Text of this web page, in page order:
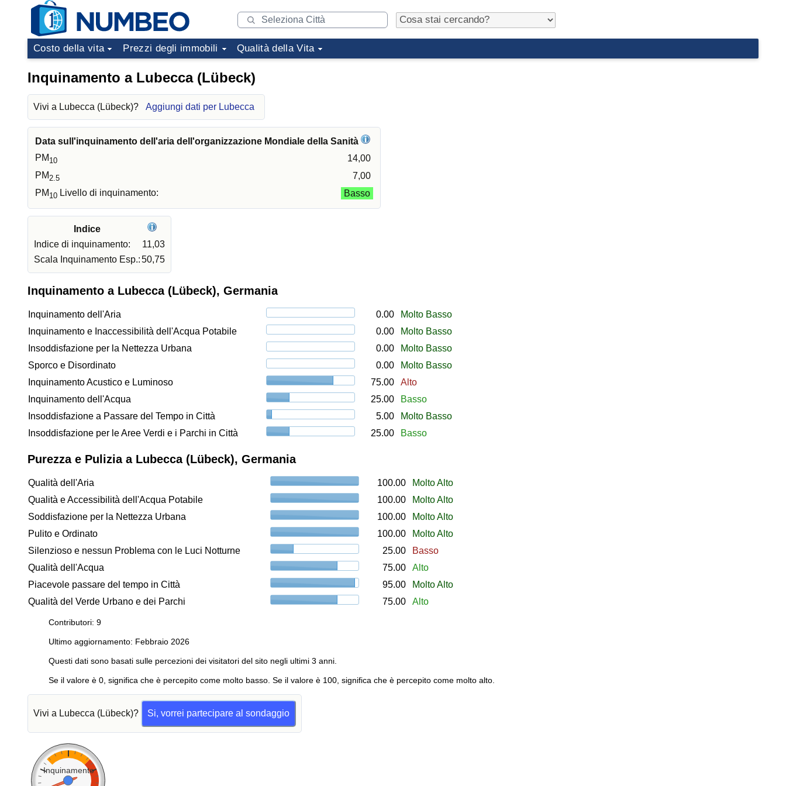
Costo della vita Prezzi degli immobili Qualità della Vita
Inquinamento a Lubecca (Lübeck)
Vivi a Lubecca (Lübeck)? Aggiungi dati per Lubecca
Data sull'inquinamento dell'aria dell'organizzazione Mondiale della Sanità
PM 10
14,00
PM2.5
7,00
PM 10 Livello di inquinamento: Basso
Indice
Indice di inquinamento:
11,03
Scala Inquinamento Esp.:50,75
Inquinamento a Lubecca (Lübeck), Germania
Inquinamento dell'Aria 0.00
Molto Basso
Inquinamento e Inaccessibilità dell'Acqua Potabile
0.00
Molto Basso
Insoddisfazione per la Nettezza Urbana
0.00
Molto Basso
Sporco e Disordinato
0.00
Molto Basso
Inquinamento Acustico e Luminoso
75.00
Alto
Inquinamento dell'Acqua
25.00
Basso
Insoddisfazione a Passare del Tempo in Città
5.00
Molto Basso
Insoddisfazione per le Aree Verdi e i Parchi in Città
25.00 Basso
Purezza e Pulizia a Lubecca (Lübeck), Germania
Qualità dell'Aria 100.00
Molto Alto
Qualità e Accessibilità dell'Acqua Potabile
100.00
Molto Alto
Soddisfazione per la Nettezza Urbana
100.00
Molto Alto
Pulito e Ordinato
100.00
Molto Alto
Silenzioso e nessun Problema con le Luci Notturne
25.00
Basso
Qualità dell'Acqua
75.00
Alto
Piacevole passare del tempo in Città
95.00
Molto Alto
Qualità del Verde Urbano e dei Parchi
75.00 Alto
Contributori: 9
Ultimo aggiornamento: Febbraio 2026
Questi dati sono basati sulle percezioni dei visitatori del sito negli ultimi 3 anni.
Se il valore è 0, significa che è percepito come molto basso. Se il valore è 100, significa che è percepito come molto alto.
Vivi a Lubecca (Lübeck)? Si, vorrei partecipare al sondaggio
Inquinamento